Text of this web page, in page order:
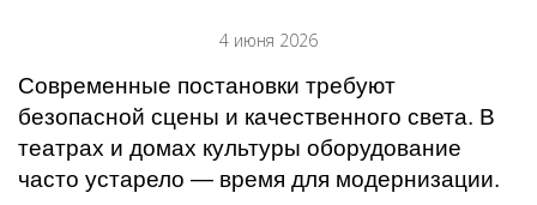
4 июня 2026
Современные постановки требуют
безопасной сцены и качественного света. В
театрах и домах культуры оборудование
часто устарело — время для модернизации.